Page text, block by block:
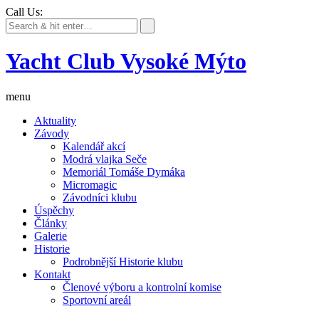
Call Us:
Yacht Club Vysoké Mýto
menu
Aktuality
Závody
Kalendář akcí
Modrá vlajka Seče
Memoriál Tomáše Dymáka
Micromagic
Závodníci klubu
Úspěchy
Články
Galerie
Historie
Podrobnější Historie klubu
Kontakt
Členové výboru a kontrolní komise
Sportovní areál